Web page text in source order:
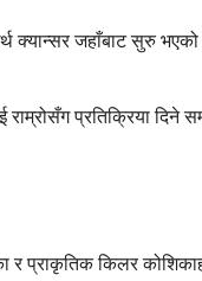
क्यान्सर जहाँबाट सुरु
प्रतिक्रिया दिने
र प्राकृतिक किलर